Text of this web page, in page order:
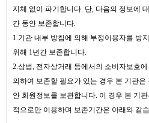
지체 없이 파기합니다. 단, 다음의 정보에
간 동안 보존합니다.
1.기관 내부 방침에 의해 부정이용자를 방
위해 1년간 보존합니다.
2.상법, 전자상거래 등에서의 소비자보호
의하여 보존할 필요가 있는 경우 본 기관
안 회원정보를 보관합니다. 이 경우 본 기
적으로만 이용하며 보존기간은 아래와 같